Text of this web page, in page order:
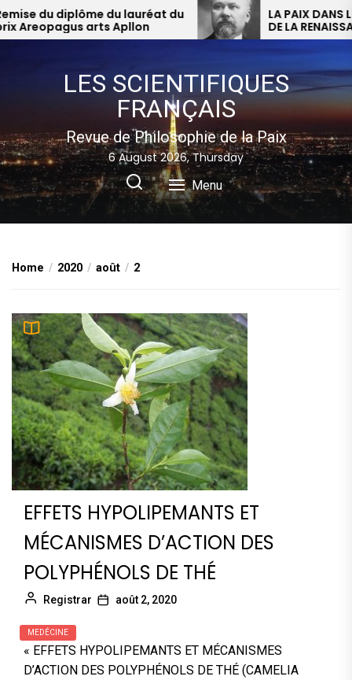
Skip
to
du diplôme du lauréat du
arts Apllon
LA PAIX DANS LE
LES SCIENTIFIQUES
FRANÇAIS
Revue de Philosophie de la Paix
6 August 2026, Thursday
Menu
Home 2020 août 2
EFFETS HYPOLIPEMANTS ET
MÉCANISMES D’ACTION DES
POLYPHÉNOLS DE THÉ
Registrar août 2, 2020
MEDÉCINE
« EFFETS HYPOLIPEMANTS ET MÉCANISMES
D’ACTION DES POLYPHÉNOLS DE THÉ (CAMELIA